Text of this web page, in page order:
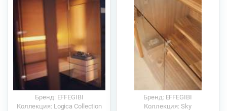
Бренд: EFFEGIBI
Коллекция: Logica Collection
Бренд: EFFEGIBI
Коллекция: Sky